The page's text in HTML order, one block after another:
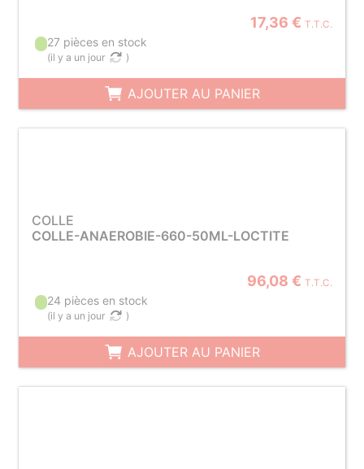
17,36 € T.T.C.
27 pièces en stock
(il y a un jour )
AJOUTER AU PANIER
COLLE
COLLE-ANAEROBIE-660-50ML-LOCTITE
96,08 € T.T.C.
24 pièces en stock
(il y a un jour )
AJOUTER AU PANIER